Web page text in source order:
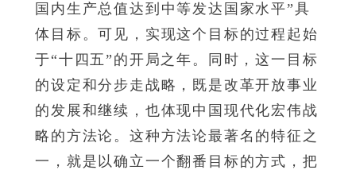
国内生产总值达到中等发达国家水平”具
体目标。可见，实现这个目标的过程起始
于“十四五”的开局之年。同时，这一目标
的设定和分步走战略，既是改革开放事业
的发展和继续，也体现中国现代化宏伟战
略的方法论。这种方法论最著名的特征之
一，就是以确立一个翻番目标的方式，把